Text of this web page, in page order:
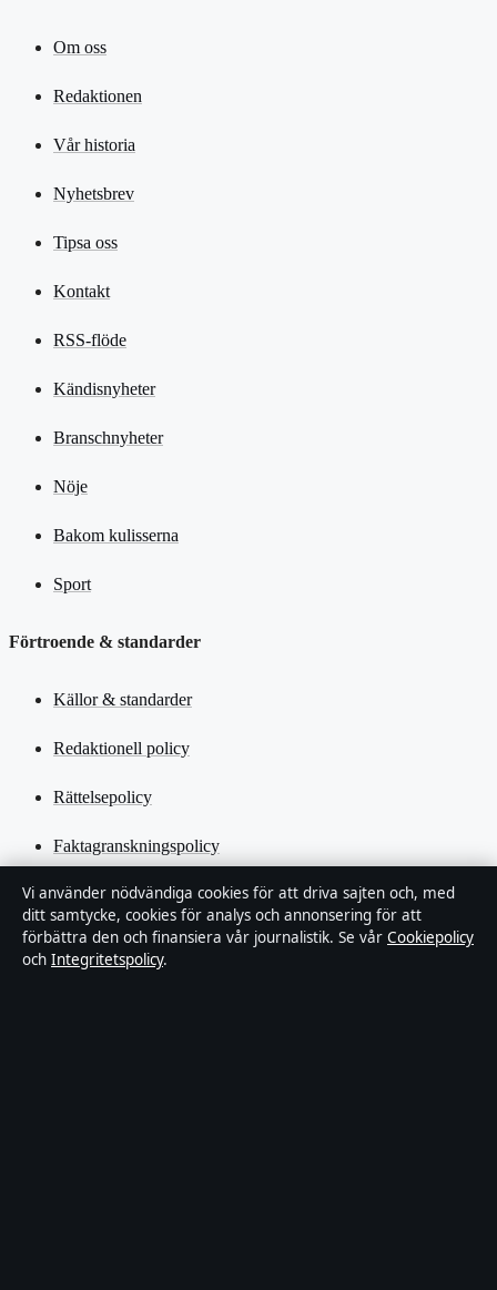
Om oss
Redaktionen
Vår historia
Nyhetsbrev
Tipsa oss
Kontakt
RSS-flöde
Kändisnyheter
Branschnyheter
Nöje
Bakom kulisserna
Sport
Förtroende & standarder
Källor & standarder
Redaktionell policy
Rättelsepolicy
Faktagranskningspolicy
Ägande & finansiering
Integritetspolicy
Vi använder nödvändiga cookies för att driva sajten och, med
ditt samtycke, cookies för analys och annonsering för att
förbättra den och finansiera vår journalistik. Se vår Cookiepolicy
och Integritetspolicy.